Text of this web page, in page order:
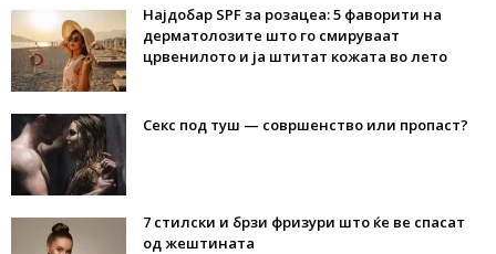
Најдобар SPF за розацеа: 5 фаворити на
дерматолозите што го смируваат
црвенилото и ја штитат кожата во лето
Секс под туш — совршенство или пропаст?
7 стилски и брзи фризури што ќе ве спасат
од жештината